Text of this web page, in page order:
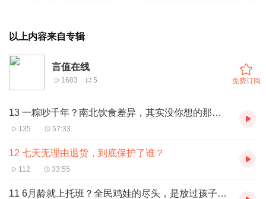
2. 实体店主口述行业现状，坦言高退货率带来高额经营损失
3. 律师权威解读七天无理由退货相关法律条例
4. 深挖消费者、商家、电商平台三方立场与利益矛盾
5. 分享理性消费观念，倡导合理行使退货权益
听众互动
1. 你觉得试穿退货和用完即退该如何界定？
以上内容来自专辑
言值在线
1683 5 免费订阅
13 一粽吵千年？南北饮食差异，其实没你想的那么对立
135 57:33
12 七天无理由退货，到底保护了谁？
112 33:55
11 6月龄就上托班？全民鸡娃的尽头，是放过孩子，精进自己